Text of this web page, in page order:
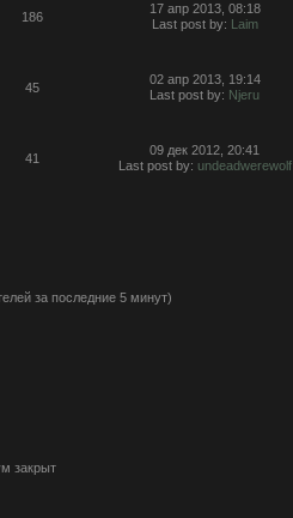
186
17 апр 2013, 08:18
Last post by: Laim
45
02 апр 2013, 19:14
Last post by: Njeru
41
09 дек 2012, 20:41
Last post by: undeadwerewolf
за последние 5 минут)
закрыт